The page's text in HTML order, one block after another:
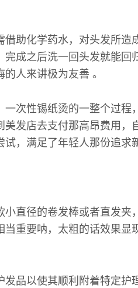
助化学药水，对头发所造
完成之后洗一回头发就能回
人来讲极为友善 。
次性锡纸烫的一整个过程
发店去支付那高昂费用，
，满足了年轻人那份追求
直径的卷发棒或者直发夹
重要呐，太粗的话效果显
品以使其顺利附着特定护